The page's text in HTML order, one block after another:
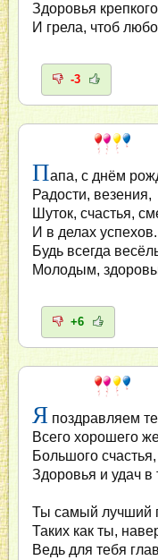
Здоровья
И грела, чтоб
-3
Папа, с днём
Радости, везения,
Шуток, счастья,
И в делах успехов.
Будь всегда
Молодым,
+6
Я поздравляем
Всего хорошего
Большого
Здоровья и удач в
Ты самый лучший
Таких как ты,
Ведь для тебя